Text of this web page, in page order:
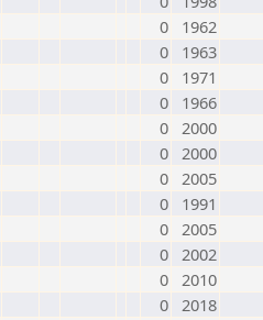
0
1962
0
1963
0
1971
0
1966
0 2000
0 2000
0 2005
0
1991
0 2005
0 2002
0 2010
0 2018